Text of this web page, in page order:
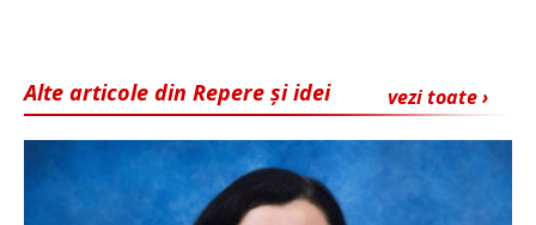
vezi toate ›
Alte articole din Repere și idei